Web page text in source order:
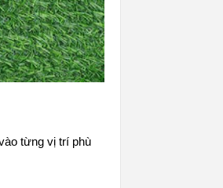
từng vị trí phù